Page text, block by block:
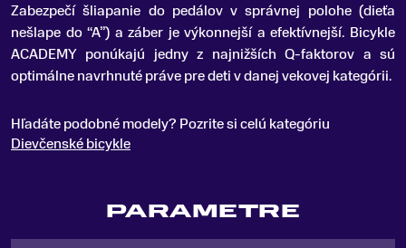
Zabezpečí šliapanie do pedálov v správnej polohe (dieťa
nešlape do “A”) a záber je výkonnejší a efektívnejší. Bicykle
ACADEMY ponúkajú jedny z najnižších Q-faktorov a sú
optimálne navrhnuté práve pre deti v danej vekovej kategórii.
Hľadáte podobné modely? Pozrite si celú kategóriu
Dievčenské bicykle
PARAMETRE